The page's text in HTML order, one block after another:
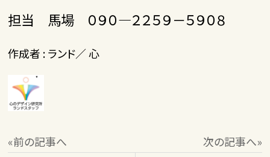
担当 馬場 ０９０―２２５９－５９０８
作成者 : ランド／ 心
«前の記事へ 次の記事へ»